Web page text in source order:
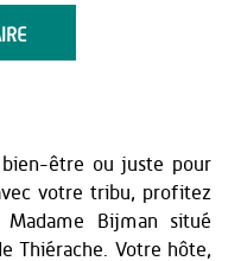
bien-être ou juste pour
votre tribu, profitez
Bijman situé
Thiérache. Votre hôte,